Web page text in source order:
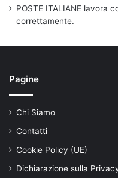
POSTE ITALIANE lavora
correttamente.
Pagine
Chi Siamo
Contatti
Cookie Policy (UE)
Dichiarazione sulla